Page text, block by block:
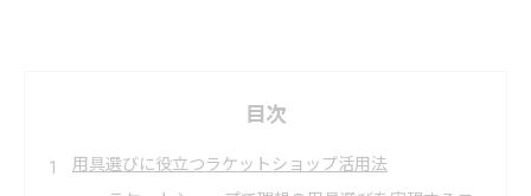
目次
用具選びに役立つラケットショップ活用法